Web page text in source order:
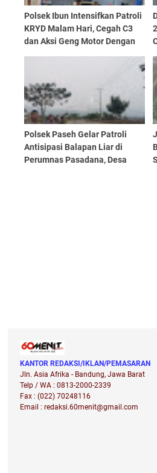
Polsek Ibun Intensifkan Patroli
KRYD Malam Hari, Cegah C3
dan Aksi Geng Motor Dengan
Polsek Paseh Gelar Patroli
Antisipasi Balapan Liar di
Perumnas Pasadana, Desa
KANTOR REDAKSI/IKLAN/PEMASARAN
Jln. Asia Afrika - Bandung, Jawa Barat
Telp / WA : 0813-2000-2339
Fax : (022) 70248116
Email : redaksi.60menit@gmail.com